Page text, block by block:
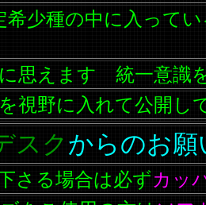
希少種の中に入って
思えます 統一意識
視野に入れて公開し
スクからのお願
さる場合は必ずカッ